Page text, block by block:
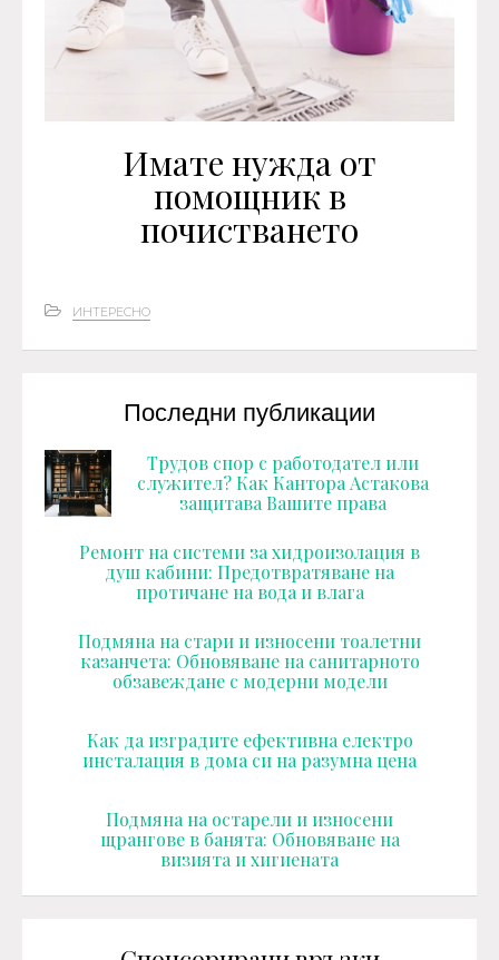
Имате нужда от
помощник в
почистването
ИНТЕРЕСНО
Последни публикации
Трудов спор с работодател или
служител? Как Кантора Астакова
защитава Вашите права
Ремонт на системи за хидроизолация в
душ кабини: Предотвратяване на
протичане на вода и влага
Подмяна на стари и износени тоалетни
казанчета: Обновяване на санитарното
обзавеждане с модерни модели
Как да изградите ефективна електро
инсталация в дома си на разумна цена
Подмяна на остарели и износени
щрангове в банята: Обновяване на
визията и хигиената